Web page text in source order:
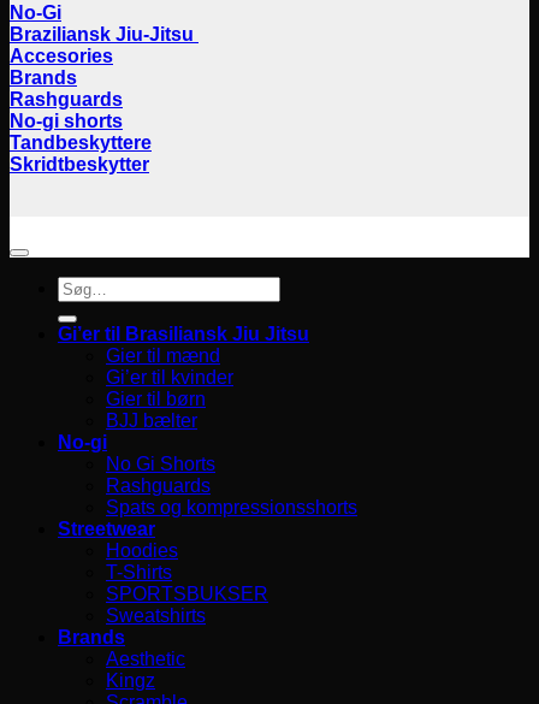
No-Gi
Braziliansk Jiu-Jitsu
Accesories
Brands
Rashguards
No-gi shorts
Tandbeskyttere
Skridtbeskytter
Søg
efter:
Gi’er til Brasiliansk Jiu Jitsu
Gier til mænd
Gi’er til kvinder
Gier til børn
BJJ bælter
No-gi
No Gi Shorts
Rashguards
Spats og kompressionsshorts
Streetwear
Hoodies
T-Shirts
SPORTSBUKSER
Sweatshirts
Brands
Aesthetic
Kingz